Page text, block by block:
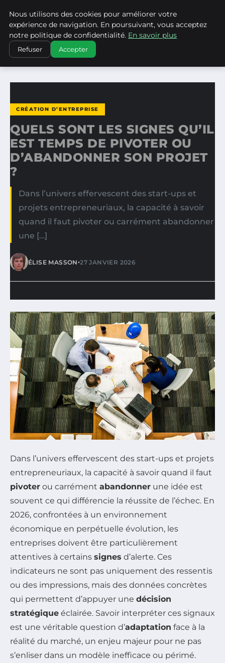
WP CAPE
ACCUEIL
CRÉATION D’ENTREPRISE
QUELS SONT LES SIGNES QU’IL EST TEMPS DE PIVOTER OU…
CRÉATION D’ENTREPRISE
QUELS SONT LES SIGNES QU’IL
EST TEMPS DE PIVOTER OU
D’ABANDONNER SON PROJET
?
Dans l’univers effervescent des start-ups et
projets entrepreneuriaux, la capacité à savoir
quand il faut pivoter ou carrément abandonner
une […]
ÉLISE MASSON•27 JANVIER 2026
Dans l’univers effervescent des start-ups et projets
entrepreneuriaux, la capacité à savoir quand il faut
pivoter ou carrément abandonner une idée est
souvent ce qui différencie la réussite de l’échec. En
2026, confrontées à un environnement
économique en perpétuelle évolution, les
entreprises doivent être particulièrement
attentives à certains signes d’alerte. Ces
indicateurs ne sont pas uniquement des ressentis
ou des impressions, mais des données concrètes
qui permettent d’appuyer une décision
stratégique éclairée. Savoir interpréter ces signaux
est une véritable question d’adaptation face à la
réalité du marché, un enjeu majeur pour ne pas
s’enliser dans un modèle inefficace ou périmé.
Nous utilisons des cookies pour améliorer votre
expérience de navigation. En poursuivant, vous acceptez
notre politique de confidentialité. En savoir plus
Refuser Accepter